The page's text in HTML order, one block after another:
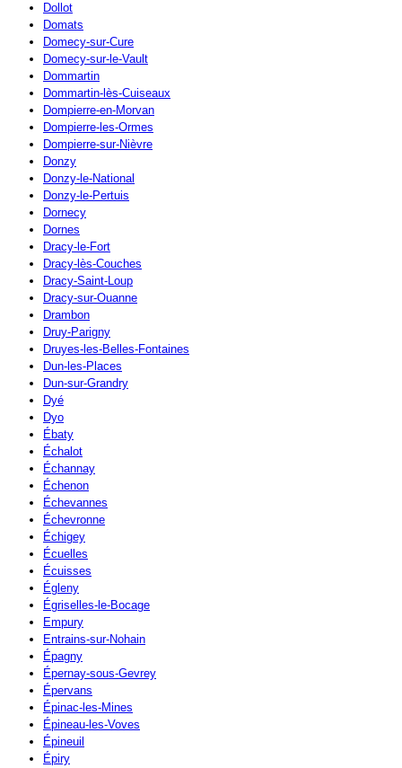
Dollot
Domats
Domecy-sur-Cure
Domecy-sur-le-Vault
Dommartin
Dommartin-lès-Cuiseaux
Dompierre-en-Morvan
Dompierre-les-Ormes
Dompierre-sur-Nièvre
Donzy
Donzy-le-National
Donzy-le-Pertuis
Dornecy
Dornes
Dracy-le-Fort
Dracy-lès-Couches
Dracy-Saint-Loup
Dracy-sur-Ouanne
Drambon
Druy-Parigny
Druyes-les-Belles-Fontaines
Dun-les-Places
Dun-sur-Grandry
Dyé
Dyo
Ébaty
Échalot
Échannay
Échenon
Échevannes
Échevronne
Échigey
Écuelles
Écuisses
Égleny
Égriselles-le-Bocage
Empury
Entrains-sur-Nohain
Épagny
Épernay-sous-Gevrey
Épervans
Épinac-les-Mines
Épineau-les-Voves
Épineuil
Épiry